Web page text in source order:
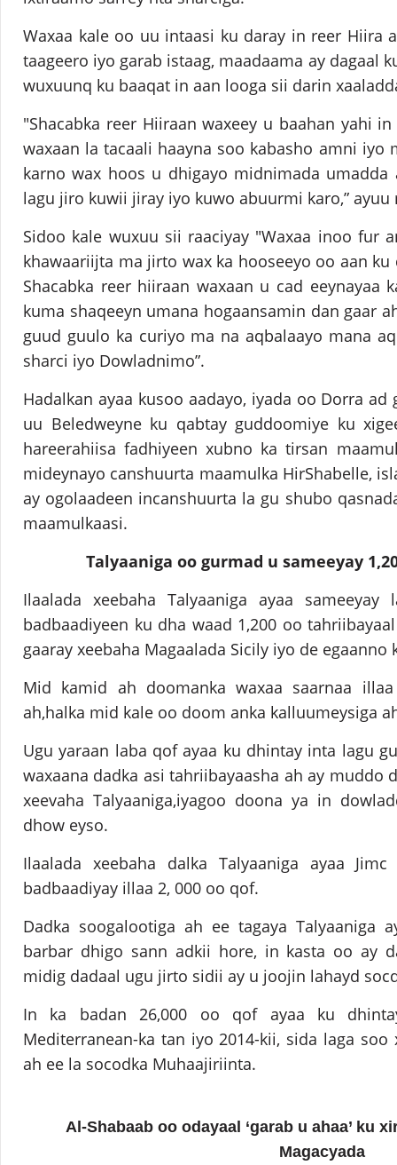
Waxaa kale oo uu intaasi ku daray in reer Hiira
taageero iyo garab istaag, maadaama ay dagaal
wuxuunq ku baaqat in aan looga sii darin
"Shacabka reer Hiiraan waxeey u baahan yahi
waxaan la tacaali haayna soo kabasho amni iyo
karno wax hoos u dhigayo midnimada
lagu jiro kuwii jiray iyo kuwo abuurmi karo,” ayuu
Sidoo kale wuxuu sii raaciyay "Waxaa inoo fur
khawaariijta ma jirto wax ka hooseeyo oo aan
Shacabka reer hiiraan waxaan u cad eeynayaa
kuma shaqeeyn umana hogaansamin dan gaar
guud guulo ka curiyo ma na aqbalaayo mana
sharci iyo Dowladnimo”.
Hadalkan ayaa kusoo aadayo, iyada oo Dorra
uu Beledweyne ku qabtay guddoomiye ku
hareerahiisa fadhiyeen xubno ka tirsan
mideynayo canshuurta maamulka HirShabelle,
ay ogolaadeen incanshuurta la gu shubo
maamulkaasi.
Talyaaniga oo gurmad u sameeyay
Ilaalada xeebaha Talyaaniga ayaa
badbaadiyeen ku dha waad 1,200 oo
gaaray xeebaha Magaalada Sicily iyo de egaanno
Mid kamid ah doomanka waxaa saarnaa
ah,halka mid kale oo doom anka kalluumeysiga
Ugu yaraan laba qof ayaa ku dhintay inta lagu
waxaana dadka asi tahriibayaasha ah ay muddo
xeevaha Talyaaniga,iyagoo doona ya in
dhow eyso.
Ilaalada xeebaha dalka Talyaaniga ayaa
badbaadiyay illaa 2, 000 oo qof.
Dadka soogalootiga ah ee tagaya Talyaaniga
barbar dhigo sann adkii hore, in kasta oo ay
midig dadaal ugu jirto sidii ay u joojin lahayd
In ka badan 26,000 oo qof ayaa ku
Mediterranean-ka tan iyo 2014-kii, sida laga soo
ah ee la socodka Muhaajiriinta.
Al-Shabaab oo odayaal ‘garab u ahaa’ ku
Magacyada